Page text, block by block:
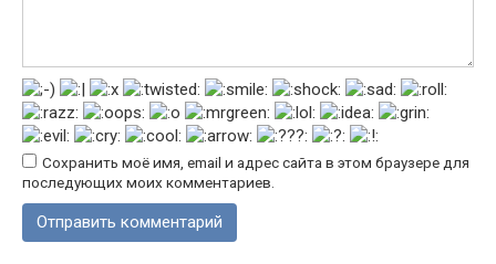
Сохранить моё имя, email и адрес сайта в этом браузере для
последующих моих комментариев.